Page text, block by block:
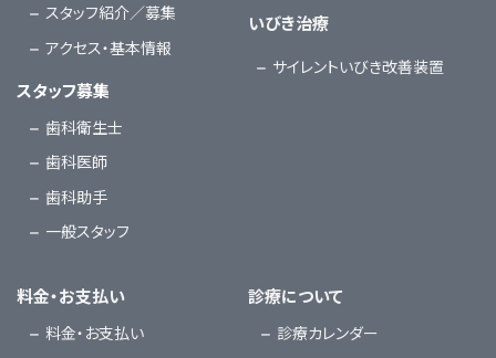
スタッフ紹介／募集
アクセス・基本情報
スタッフ募集
歯科衛生士
歯科医師
歯科助手
一般スタッフ
いびき治療
サイレントいびき改善装置
料金・お支払い
料金・お支払い
診療について
診療カレンダー